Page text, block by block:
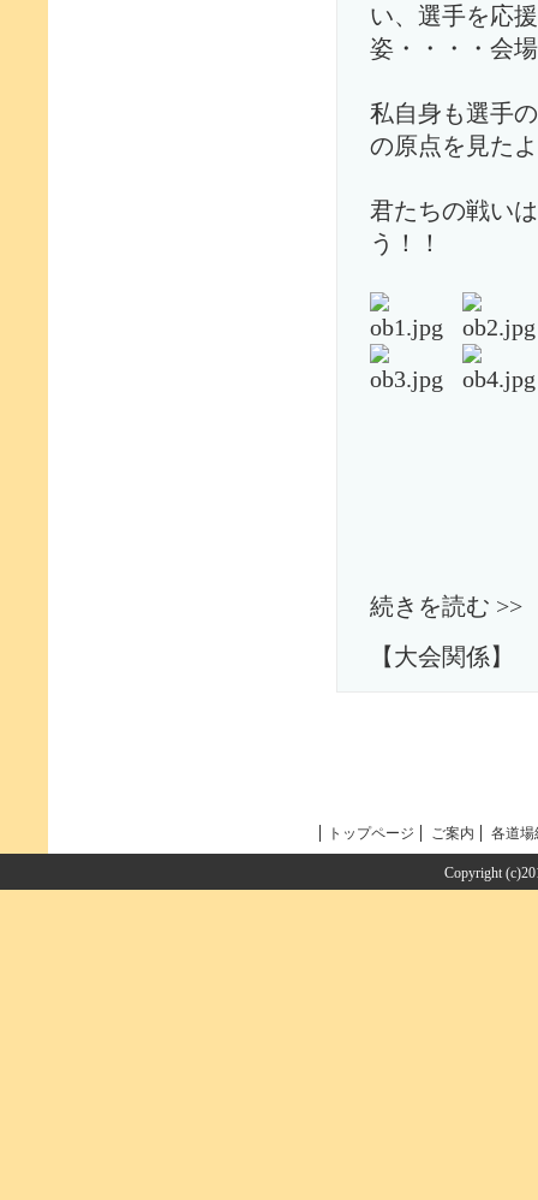
い、選手を応
姿・・・・会
私自身も選手
の原点を見た
君たちの戦い
う！！
続きを読む >>
【大会関係】
トップページ ご案内 各道場
Copyright